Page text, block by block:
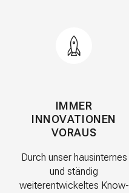
IMMER
INNOVATIONEN
VORAUS
Durch unser hausinternes
und ständig
weiterentwickeltes Know-